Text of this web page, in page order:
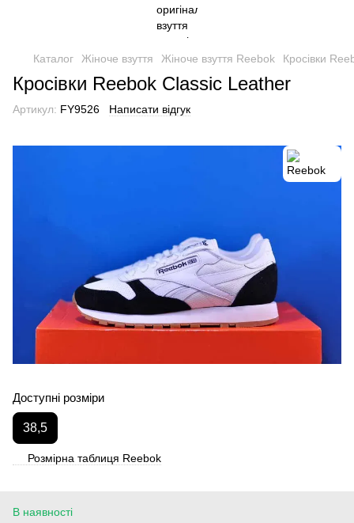
Каталог Жіноче взуття Жіноче взуття Reebok Кросівки
Кросівки Reebok Classic Leather
Артикул: FY9526 Написати відгук
Доступні розміри
38,5
Розмірна таблиця Reebok
В наявності